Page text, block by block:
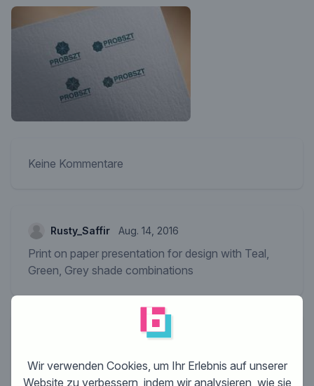
Keine Kommentare
Rusty_Saffir Aug. 14, 2016
Print on paper presentation for design with Teal,
Green, Grey shade combinations
c.probszt@remax-solutions.at
Much better. How about designing the symbol
more like a wind rose? To imply "knowing the right
Wir verwenden Cookies, um Ihr Erlebnis auf unserer
Website zu verbessern, indem wir analysieren, wie sie